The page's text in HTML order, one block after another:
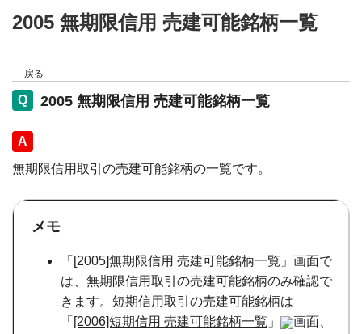
2005 無期限信用 売建可能銘柄一覧
戻る
2005 無期限信用 売建可能銘柄一覧
回答
無期限信用取引の売建可能銘柄の一覧です。
メモ
「[2005]無期限信用 売建可能銘柄一覧」画面で
は、無期限信用取引の売建可能銘柄のみ確認で
きます。短期信用取引の売建可能銘柄は
「 [2006]短期信用 売建可能銘柄一覧 」
画面、